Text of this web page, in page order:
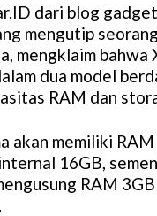
dari blog
mengutip
mengklaim bahwa
dua model
RAM dan
akan memiliki
16GB,
RAM